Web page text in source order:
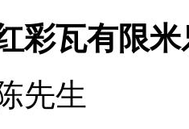
彩瓦有限
先生